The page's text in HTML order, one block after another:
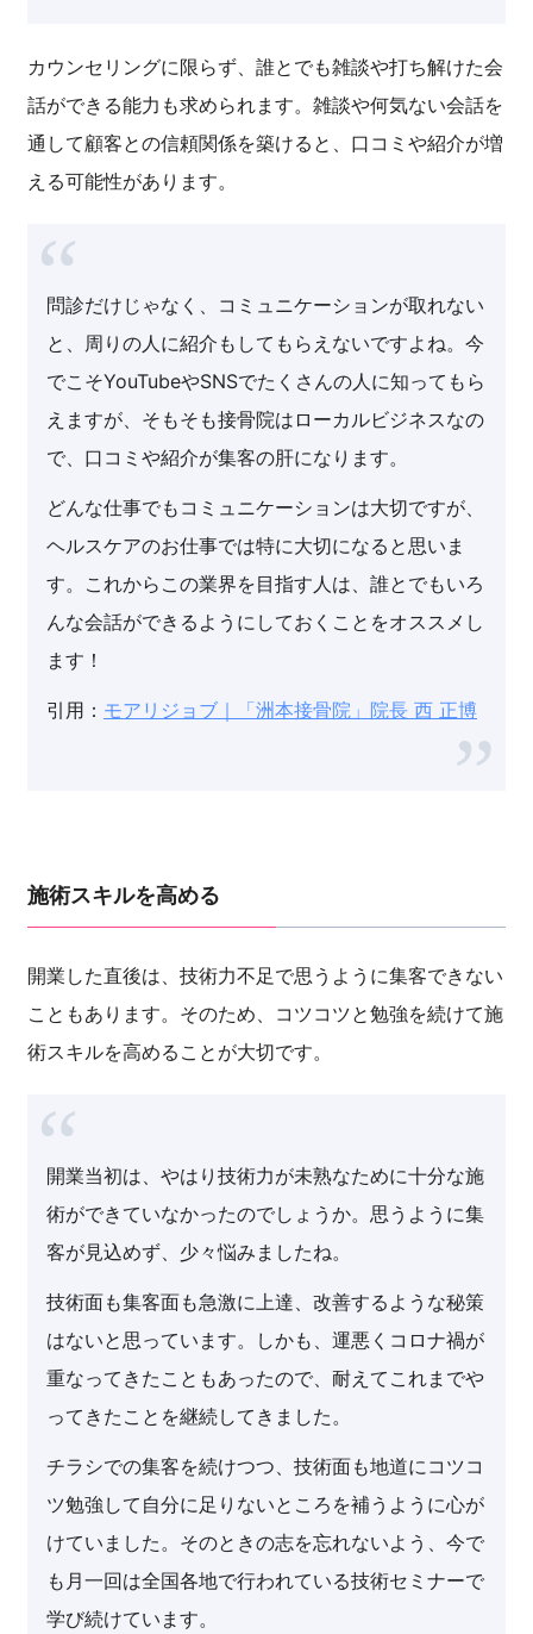
カウンセリングに限らず、誰とでも雑談や打ち解けた会
話ができる能力も求められます。雑談や何気ない会話を
通して顧客との信頼関係を築けると、口コミや紹介が増
える可能性があります。
問診だけじゃなく、コミュニケーションが取れない
と、周りの人に紹介もしてもらえないですよね。今
でこそYouTubeやSNSでたくさんの人に知ってもら
えますが、そもそも接骨院はローカルビジネスなの
で、口コミや紹介が集客の肝になります。
どんな仕事でもコミュニケーションは大切ですが、
ヘルスケアのお仕事では特に大切になると思いま
す。これからこの業界を目指す人は、誰とでもいろ
んな会話ができるようにしておくことをオススメし
ます！
引用： モアリジョブ｜「洲本接骨院」院長 西 正博
施術スキルを高める
開業した直後は、技術力不足で思うように集客できない
こともあります。そのため、コツコツと勉強を続けて施
術スキルを高めることが大切です。
開業当初は、やはり技術力が未熟なために十分な施
術ができていなかったのでしょうか。思うように集
客が見込めず、少々悩みましたね。
技術面も集客面も急激に上達、改善するような秘策
はないと思っています。しかも、運悪くコロナ禍が
重なってきたこともあったので、耐えてこれまでや
ってきたことを継続してきました。
チラシでの集客を続けつつ、技術面も地道にコツコ
ツ勉強して自分に足りないところを補うように心が
けていました。そのときの志を忘れないよう、今で
も月一回は全国各地で行われている技術セミナーで
学び続けています。